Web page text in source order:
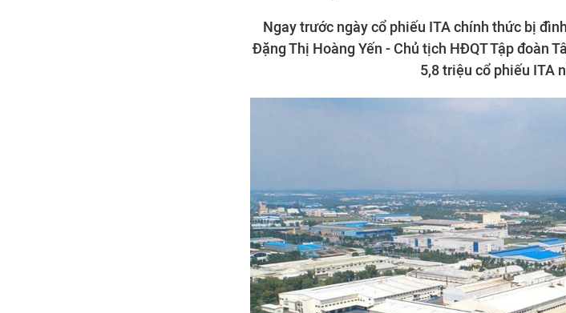
Ngay trước ngày cổ phiếu ITA chính thức bị
Đặng Thị Hoàng Yến - Chủ tịch HĐQT Tập đoàn
5,8 triệu cổ phiếu ITA